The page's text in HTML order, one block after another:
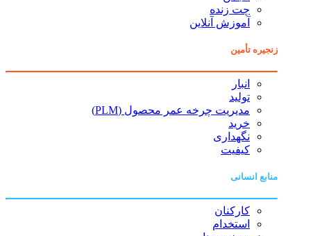
چت زنده
آموزش آنلاین
زنجیره تأمین
انبار
تولید
مدیریت چرخه عمر محصول (PLM)
خرید
نگهداری
کیفیت
منابع انسانی
کارکنان
استخدام